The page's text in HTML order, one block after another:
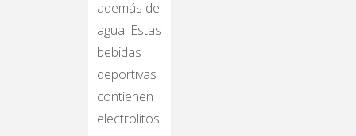
además del
agua. Estas
bebidas
deportivas
contienen
electrolitos